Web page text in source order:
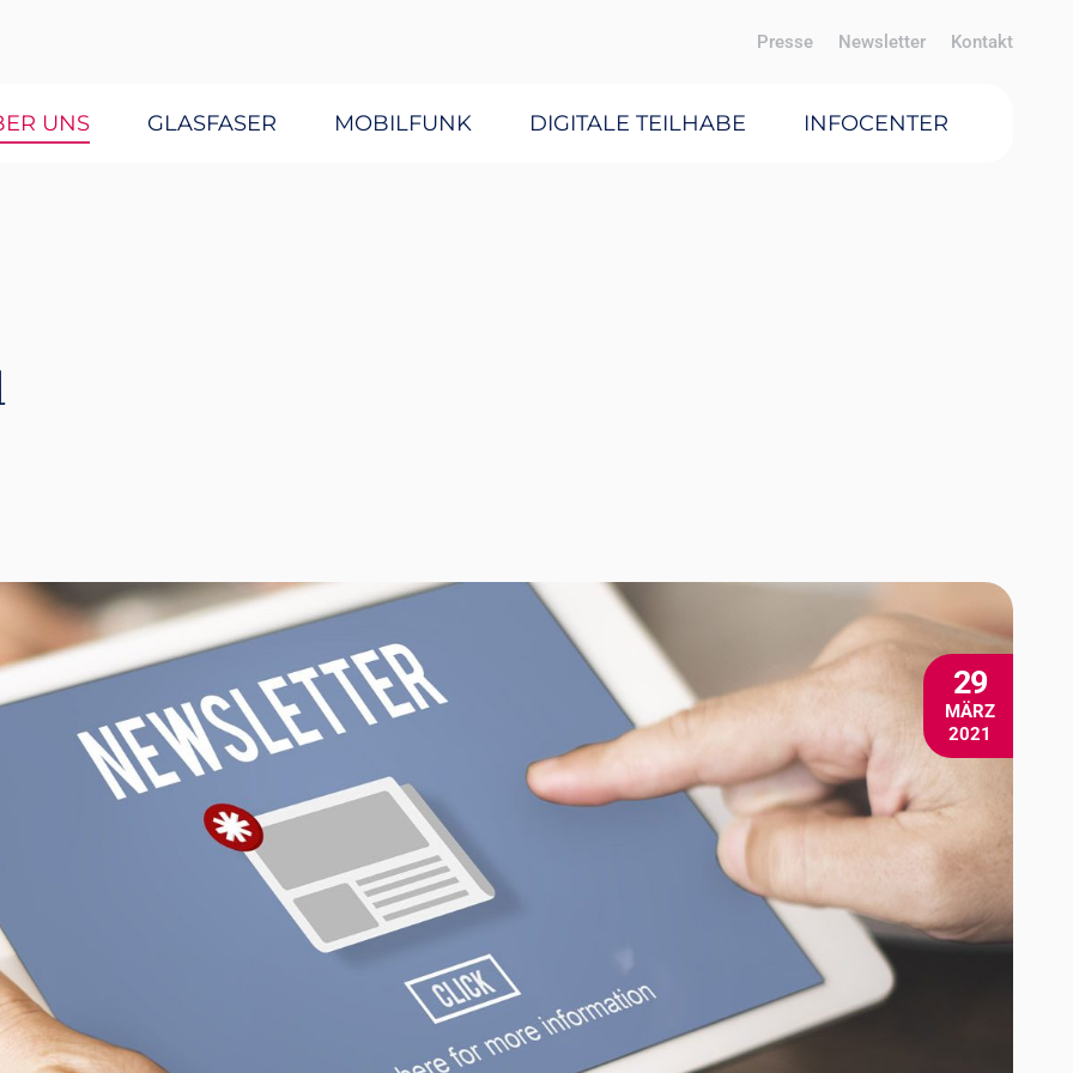
Presse Newsletter Kontakt
UNS GLASFASER MOBILFUNK DIGITALE TEILHABE INFOCENTER
29
MÄRZ
2021